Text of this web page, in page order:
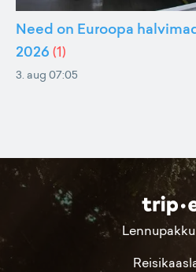
Need on Euroopa
2026 (1)
3. aug 07:05